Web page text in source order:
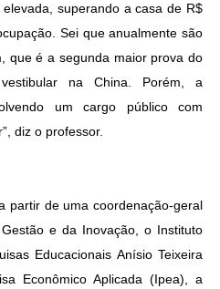
superando a casa de R$
Sei que anualmente são
que é a segunda maior prova do
na China. Porém, a
um cargo público com
diz o professor.
partir de uma coordenação-geral
e da Inovação, o Instituto
Educacionais Anísio Teixeira
Econômico Aplicada (Ipea), a